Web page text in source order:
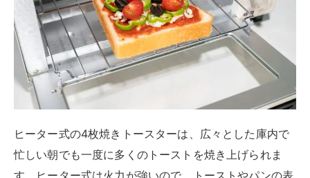
ヒーター式の4枚焼きトースターは、広々とした庫内で
忙しい朝でも一度に多くのトーストを焼き上げられま
す。ヒーター式は火力が強いので、トーストやパンの表